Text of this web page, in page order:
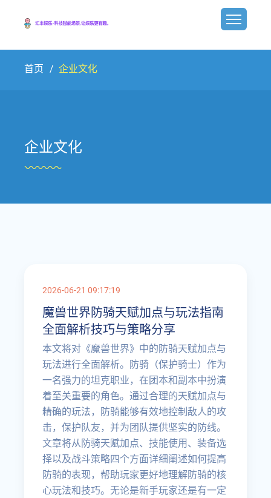
首页 企业文化
企业文化
2026-06-21 09:17:19
魔兽世界防骑天赋加点与玩法指南
全面解析技巧与策略分享
本文将对《魔兽世界》中的防骑天赋加点与
玩法进行全面解析。防骑（保护骑士）作为
一名强力的坦克职业，在团本和副本中扮演
着至关重要的角色。通过合理的天赋加点与
精确的玩法，防骑能够有效地控制敌人的攻
击，保护队友，并为团队提供坚实的防线。
文章将从防骑天赋加点、技能使用、装备选
择以及战斗策略四个方面详细阐述如何提高
防骑的表现，帮助玩家更好地理解防骑的核
心玩法和技巧。无论是新手玩家还是有一定